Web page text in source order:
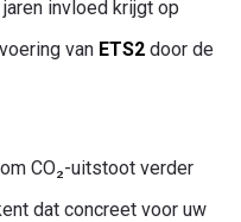
invloed krijgt op
van ETS2 door de
CO₂-uitstoot verder
dat concreet voor uw